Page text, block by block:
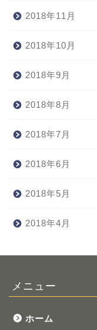
2018年11月
2018年10月
2018年9月
2018年8月
2018年7月
2018年6月
2018年5月
2018年4月
メニュー
ホーム